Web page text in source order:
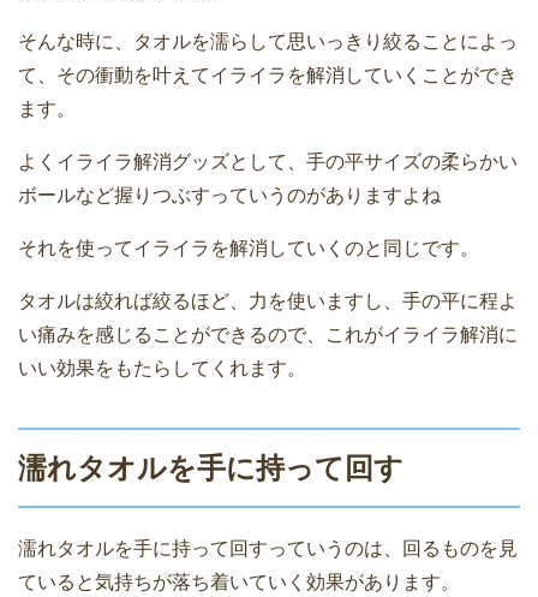
そんな時に、タオルを濡らして思いっきり絞ることによっ
て、その衝動を叶えてイライラを解消していくことができ
ます。
よくイライラ解消グッズとして、手の平サイズの柔らかい
ボールなど握りつぶすっていうのがありますよね
それを使ってイライラを解消していくのと同じです。
タオルは絞れば絞るほど、力を使いますし、手の平に程よ
い痛みを感じることができるので、これがイライラ解消に
いい効果をもたらしてくれます。
濡れタオルを手に持って回す
濡れタオルを手に持って回すっていうのは、回るものを見
ていると気持ちが落ち着いていく効果があります。